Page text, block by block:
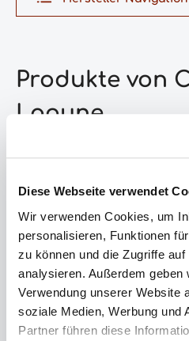
Diese Webseite verwendet
Wir verwenden Cookies, um
personalisieren, Funktionen
zu können und die Zugriffe
analysieren. Außerdem
Verwendung unserer Website
soziale Medien, Werbung und
Partner führen diese
Produkte von
Lagune